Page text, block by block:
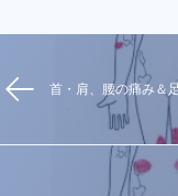
首・肩、腰の痛み＆